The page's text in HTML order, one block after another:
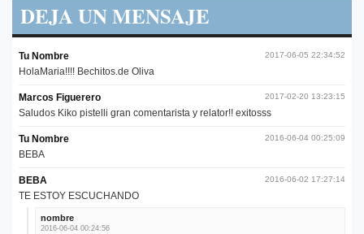
DEJA UN MENSAJE